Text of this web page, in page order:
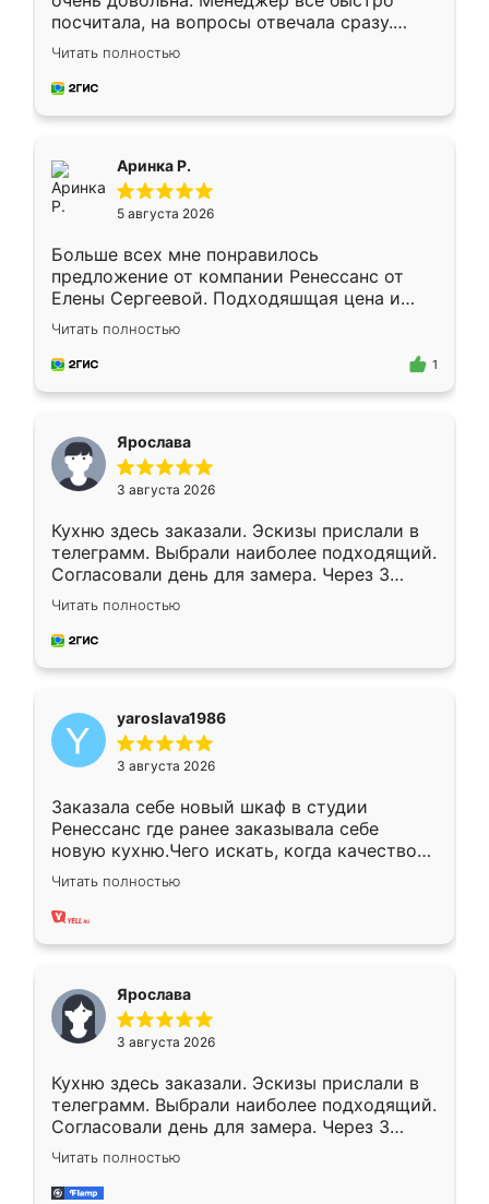
посчитала, на вопросы отвечала сразу.
Замерщик приехал в субботу, подошёл к
делу со всей ответственностью. Собрали
за день, ребята работали аккуратно, даже
Читать полностью
Аринка Р.
5 августа 2026
Больше всех мне понравилось
предложение от компании Ренессанс от
Елены Сергеевой. Подходяшщая цена и
короткие сроки изготовления. Приехавший
для замера сотрудник Владислав
предложил по моему эскизу самый
Читать полностью
1
Ярослава
3 августа 2026
Кухню здесь заказали. Эскизы прислали в
телеграмм. Выбрали наиболее подходящий.
Согласовали день для замера. Через 3
недели кухня была уже готова. Остались
довольны работой. Спасибо Ренессанс
мебель за качественную работу!
Читать полностью
yaroslava1986
3 августа 2026
Заказала себе новый шкаф в студии
Ренессанс где ранее заказывала себе
новую кухню.Чего искать, когда качеством
вполне довольна. Служит кухня уже почти
два года, нареканий нет.
Читать полностью
Ярослава
3 августа 2026
Кухню здесь заказали. Эскизы прислали в
телеграмм. Выбрали наиболее подходящий.
Согласовали день для замера. Через 3
недели кухня была уже готова. Остались
довольны работой. Спасибо Ренессанс
мебель за качественную работу!
Читать полностью